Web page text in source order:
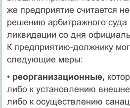
же предприятие считается
решению арбитражного
ликвидации со дня
К предприятию-должнику
следующие меры:
• реорганизационные,
либо к установлению
либо к осуществлению